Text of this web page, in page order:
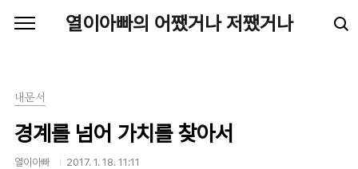
열이아빠의 어쨌거나 저쨌거나
내문서
경계를 넘어 가치를 찾아서
열이아빠 2017. 1. 18. 11:11